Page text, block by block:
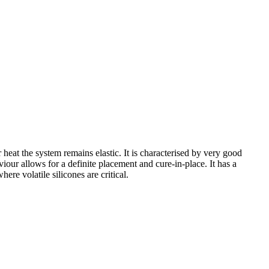
the system remains elastic. It is characterised by very good
allows for a definite placement and cure-in-place. It has a
volatile silicones are critical.